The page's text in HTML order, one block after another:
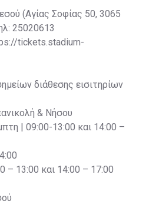
(Αγίας Σοφίας 50, 3065
25020613
tickets.stadium-
διάθεσης εισιτηρίων
& Νήσου
| 09:00-13:00 και 14:00 –
– 13:00 και 14:00 – 17:00